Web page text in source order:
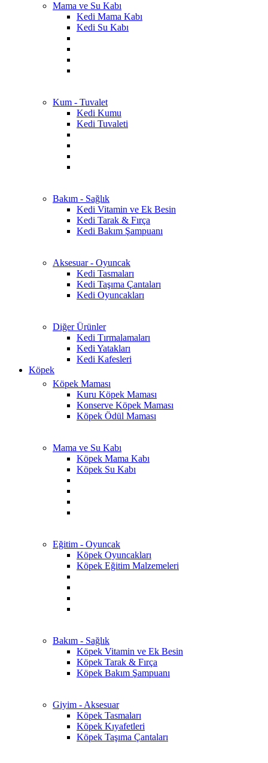
Mama ve Su Kabı
Kedi Mama Kabı
Kedi Su Kabı
Kum - Tuvalet
Kedi Kumu
Kedi Tuvaleti
Bakım - Sağlık
Kedi Vitamin ve Ek Besin
Kedi Tarak & Fırça
Kedi Bakım Şampuanı
Aksesuar - Oyuncak
Kedi Tasmaları
Kedi Taşıma Çantaları
Kedi Oyuncakları
Diğer Ürünler
Kedi Tırmalamaları
Kedi Yatakları
Kedi Kafesleri
Köpek
Köpek Maması
Kuru Köpek Maması
Konserve Köpek Maması
Köpek Ödül Maması
Mama ve Su Kabı
Köpek Mama Kabı
Köpek Su Kabı
Eğitim - Oyuncak
Köpek Oyuncakları
Köpek Eğitim Malzemeleri
Bakım - Sağlık
Köpek Vitamin ve Ek Besin
Köpek Tarak & Fırça
Köpek Bakım Şampuanı
Giyim - Aksesuar
Köpek Tasmaları
Köpek Kıyafetleri
Köpek Taşıma Çantaları